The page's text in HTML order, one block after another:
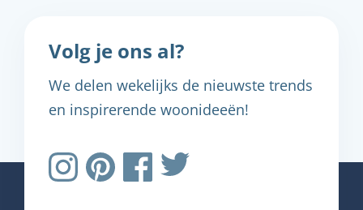
Volg je ons al?
We delen wekelijks de nieuwste trends
en inspirerende woonideeën!